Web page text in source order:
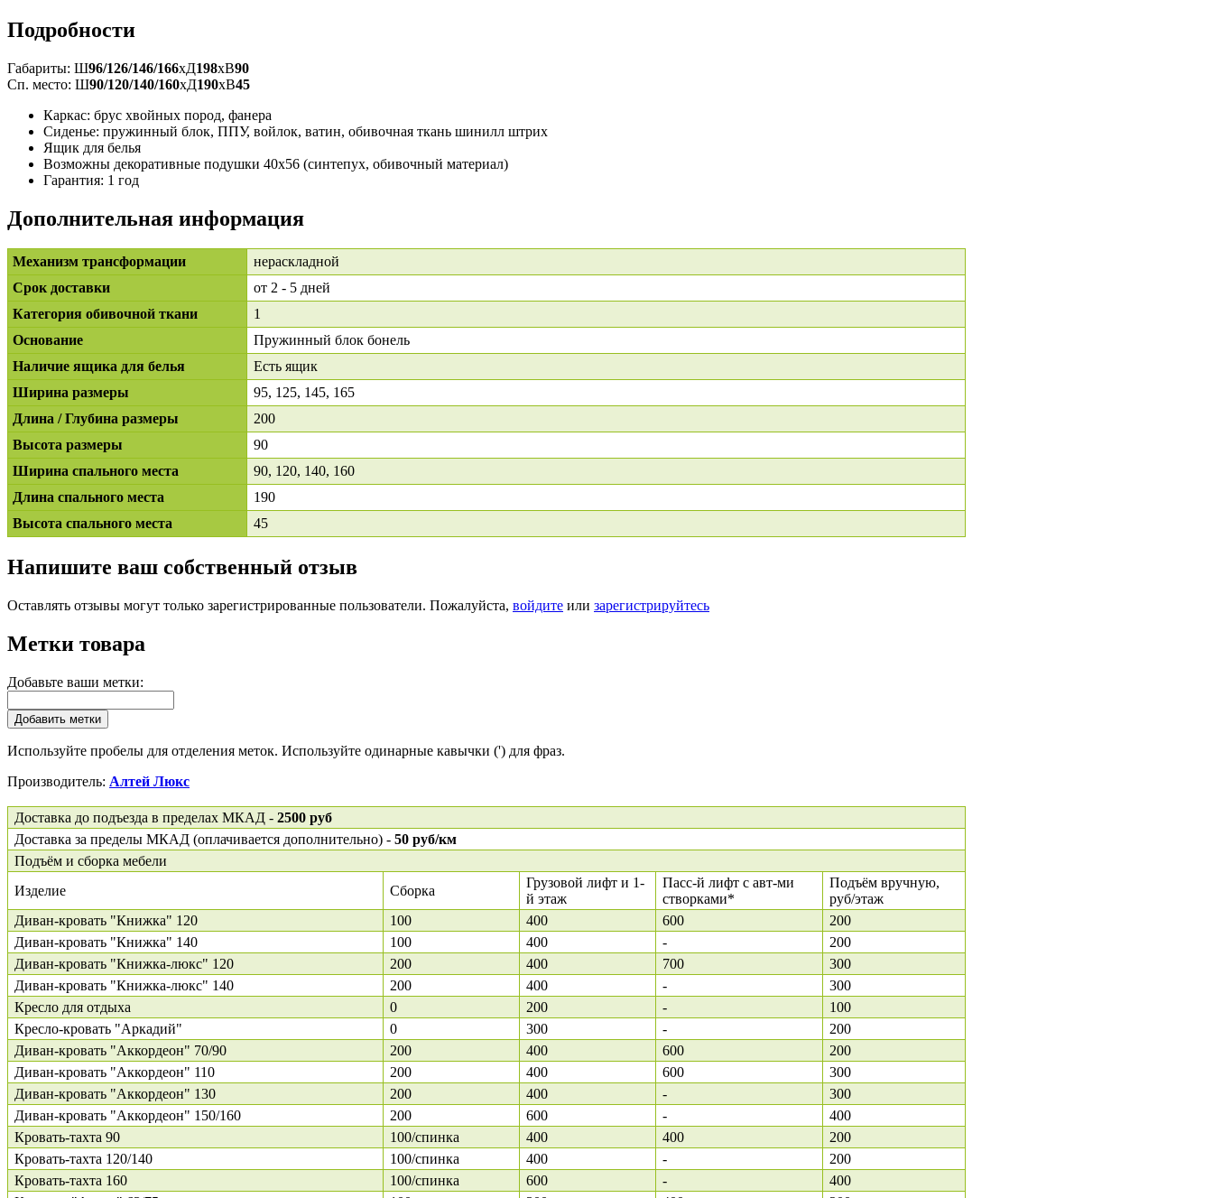
Подробности
Габариты: Ш96/126/146/166xД198xВ90
Сп. место: Ш90/120/140/160xД190xВ45
Каркас: брус хвойных пород, фанера
Сиденье: пружинный блок, ППУ, войлок, ватин, обивочная ткань шинилл штрих
Ящик для белья
Возможны декоративные подушки 40x56 (синтепух, обивочный материал)
Гарантия: 1 год
Дополнительная информация
Механизм трансформации
нераскладной
Срок доставки
от 2 - 5 дней
Категория обивочной ткани
1
Основание
Пружинный блок бонель
Наличие ящика для белья
Есть ящик
Ширина размеры
95, 125, 145, 165
Длина / Глубина размеры
200
Высота размеры
90
Ширина спального места
90, 120, 140, 160
Длина спального места
190
Высота спального места
45
Напишите ваш собственный отзыв
Оставлять отзывы могут только зарегистрированные пользователи. Пожалуйста, войдите или зарегистрируйтесь
Метки товара
Добавьте ваши метки:
Добавить метки
Используйте пробелы для отделения меток. Используйте одинарные кавычки (') для фраз.
Производитель: Алтей Люкс
Доставка до подъезда в пределах МКАД - 2500 руб
Доставка за пределы МКАД (оплачивается дополнительно) - 50 руб/км
Подъём и сборка мебели
Изделие
Сборка
Грузовой лифт и 1-
й этаж
Пасс-й лифт с авт-ми
створками*
Подъём вручную,
руб/этаж
Диван-кровать "Книжка" 120
100 400 600
200
Диван-кровать "Книжка" 140
100 400 -
200
Диван-кровать "Книжка-люкс" 120
200 400 700
300
Диван-кровать "Книжка-люкс" 140
200 400 -
300
Кресло для отдыха
0 200 -
100
Кресло-кровать "Аркадий"
0 300 -
200
Диван-кровать "Аккордеон" 70/90
200 400 600
200
Диван-кровать "Аккордеон" 110
200 400 600
300
Диван-кровать "Аккордеон" 130
200 400 -
300
Диван-кровать "Аккордеон" 150/160
200 600 -
400
Кровать-тахта 90
100/спинка 400 400
200
Кровать-тахта 120/140
100/спинка 400 -
200
Кровать-тахта 160
100/спинка 600 -
400